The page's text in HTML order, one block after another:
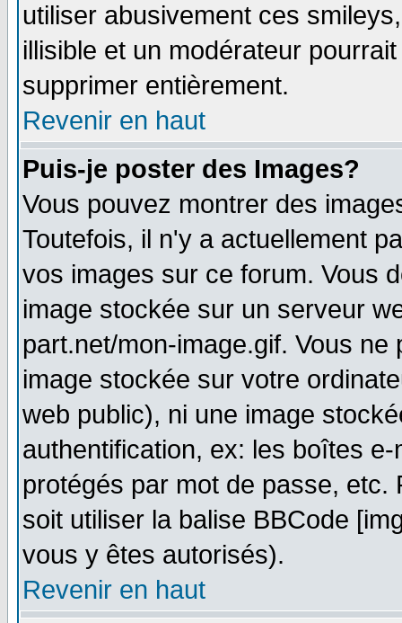
utiliser abusivement ces
illisible et un modérateur
supprimer entièrement.
Revenir en haut
Puis-je poster des Images?
Vous pouvez montrer des
Toutefois, il n'y a actuellement
vos images sur ce forum. Vous
image stockée sur un serveur
part.net/mon-image.gif. Vous
image stockée sur votre
web public), ni une image
authentification, ex: les boîtes
protégés par mot de passe,
soit utiliser la balise BBCode
vous y êtes autorisés).
Revenir en haut